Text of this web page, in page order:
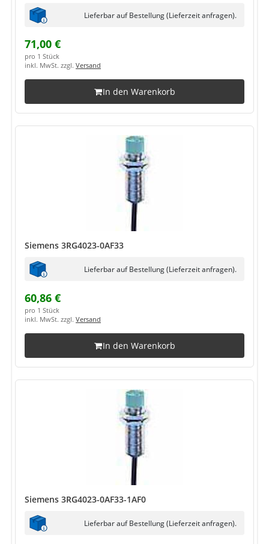
Lieferbar auf Bestellung (Lieferzeit anfragen).
71,00 €
pro 1 Stück
inkl. MwSt. zzgl. Versand
In den Warenkorb
Siemens 3RG4023-0AF33
Lieferbar auf Bestellung (Lieferzeit anfragen).
60,86 €
pro 1 Stück
inkl. MwSt. zzgl. Versand
In den Warenkorb
Siemens 3RG4023-0AF33-1AF0
Lieferbar auf Bestellung (Lieferzeit anfragen).